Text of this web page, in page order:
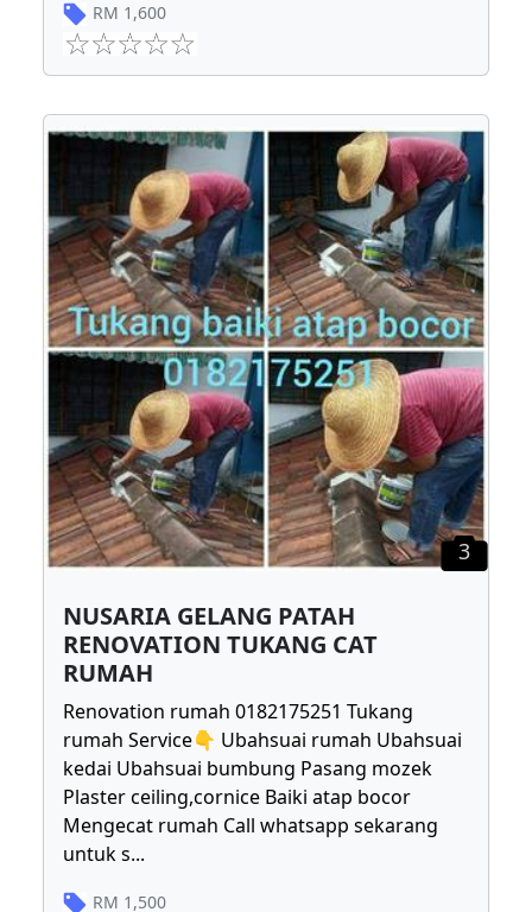
RM 1,600
3
NUSARIA GELANG PATAH
RENOVATION TUKANG CAT
RUMAH
Renovation rumah 0182175251 Tukang
rumah Service👇 Ubahsuai rumah Ubahsuai
kedai Ubahsuai bumbung Pasang mozek
Plaster ceiling,cornice Baiki atap bocor
Mengecat rumah Call whatsapp sekarang
untuk s...
RM 1,500